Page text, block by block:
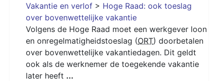
Vakantie en verlof > Hoge Raad: ook toeslag
over bovenwettelijke vakantie
Volgens de Hoge Raad moet een werkgever loon
en onregelmatigheidstoeslag (ORT) doorbetalen
over bovenwettelijke vakantiedagen. Dit geldt
ook als de werknemer de toegekende vakantie
later heeft ...